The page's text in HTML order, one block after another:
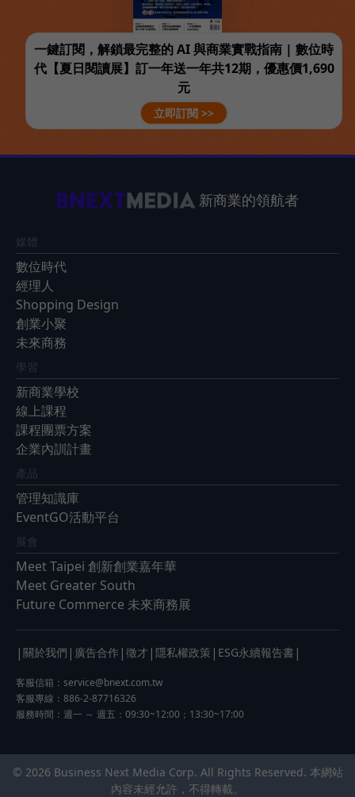
一鍵訂閱，解鎖最完整的 AI 與商業實戰指南 | 數位時
代【夏日閱讀展】訂一年送一年共12期，優惠價1,690
元
立即訂閱 >>
新商業的領航者
媒體
數位時代
經理人
Shopping Design
創業小聚
未來商務
學習
新商業學校
線上課程
課程團票方案
企業內訓計畫
產品
管理知識庫
EventGO活動平台
展會
Meet Taipei 創新創業嘉年華
Meet Greater South
Future Commerce 未來商務展
| 關於我們 | 廣告合作 | 徵才 | 隱私權政策 | ESG永續報告書 |
客服信箱： service@bnext.com.tw
客服專線：886-2-87716326
服務時間：週一 ～ 週五：09:30~12:00；13:30~17:00
© 2026 Business Next Media Corp. All Rights Reserved. 本網站
內容未經允許，不得轉載。